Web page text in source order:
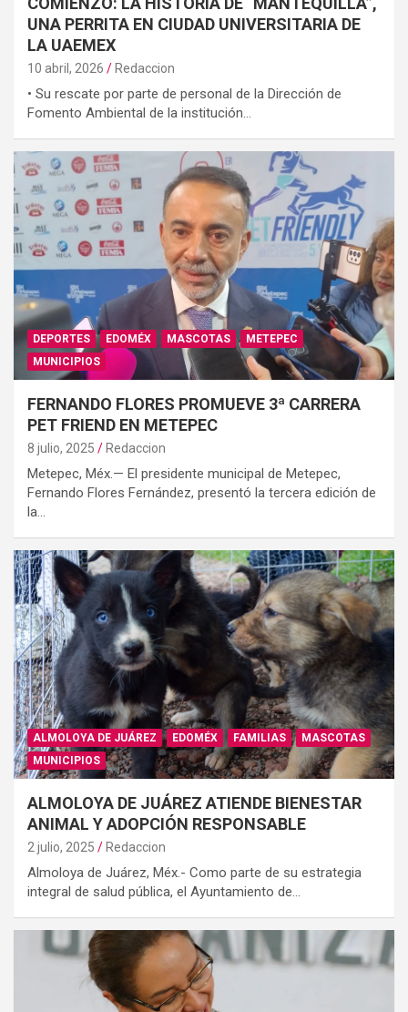
UNA PERRITA EN CIUDAD UNIVERSITARIA DE
LA UAEMEX
10 abril, 2026 Redaccion
• Su rescate por parte de personal de la Dirección de
Fomento Ambiental de la institución…
DEPORTES EDOMÉX MASCOTAS
METEPEC
MUNICIPIOS
FERNANDO FLORES PROMUEVE 3ª CARRERA
PET FRIEND EN METEPEC
8 julio, 2025 Redaccion
Metepec, Méx.— El presidente municipal de Metepec,
Fernando Flores Fernández, presentó la tercera edición de
la…
ALMOLOYA DE JUÁREZ EDOMÉX FAMILIAS
MASCOTAS
MUNICIPIOS
ALMOLOYA DE JUÁREZ ATIENDE BIENESTAR
ANIMAL Y ADOPCIÓN RESPONSABLE
2 julio, 2025 Redaccion
Almoloya de Juárez, Méx.- Como parte de su estrategia
integral de salud pública, el Ayuntamiento de…